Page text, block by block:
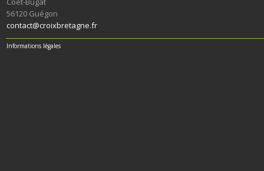
56120 Guégon
contact@croixbretagne.fr
Informations légales